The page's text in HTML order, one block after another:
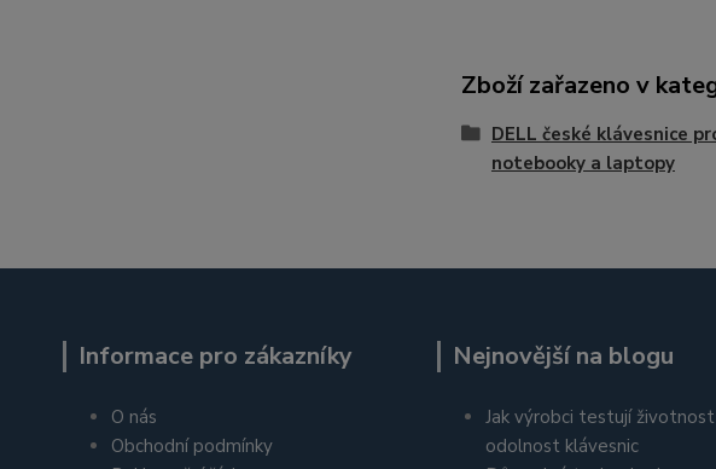
Zboží zařazeno v
DELL české klávesnice
notebooky a laptopy
Informace pro zákazníky
O nás
Obchodní podmínky
Nejnovější na blogu
Jak výrobci testují
odolnost klávesnic